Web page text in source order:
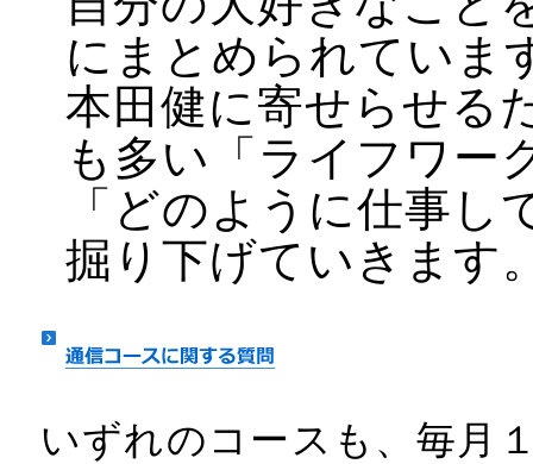
にまとめられていま
本田健に寄せらせる
も多い「ライフワー
「どのように仕事
掘り下げていきます
いずれのコースも、毎月